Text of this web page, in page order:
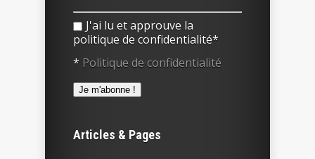
J'ai lu et approuve la
politique de confidentialité*
* Politique de confidentialité
Articles & Pages